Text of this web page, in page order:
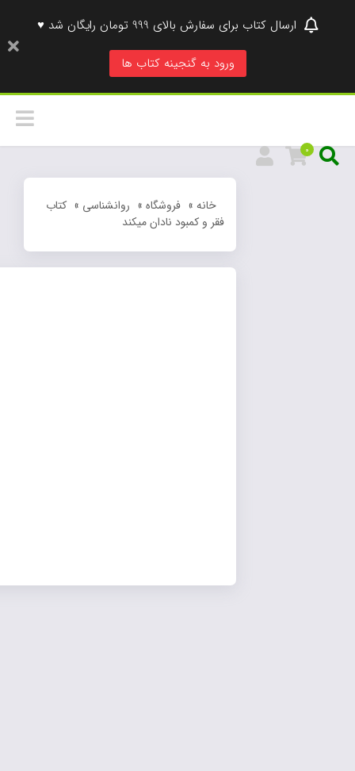
ارسال کتاب برای سفارش بالای 999 تومان رایگان شد ♥
ورود به گنجینه کتاب ها
فروشگاه » روانشناسی» کتاب
فقر و کمبود نادان میکند